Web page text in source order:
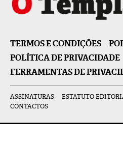
TERMOS E CONDIÇÕES
POLÍTICA DE PRIVACIDADE
FERRAMENTAS DE
ASSINATURAS ESTATUTO
CONTACTOS